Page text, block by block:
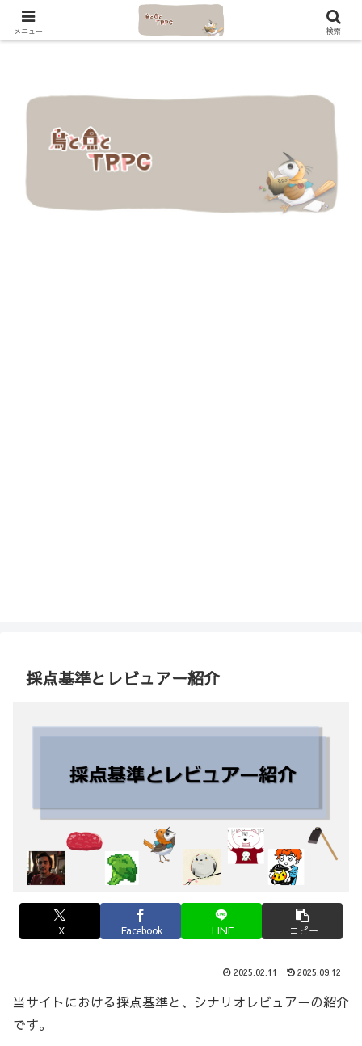
採点基準とレビュアー紹介
X Facebook LINE コピー
2025.02.11 2025.09.12
当サイトにおける採点基準と、シナリオレビュアーの紹介
です。
メニュー 検索